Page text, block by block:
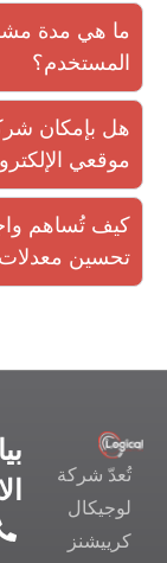
ما هي مدة
المستخدم؟
هل بإمكان
موقعي
كيف تُساهم
تحسين معدلات
تُعدّ شركة
لوجيكال
كرييشنز